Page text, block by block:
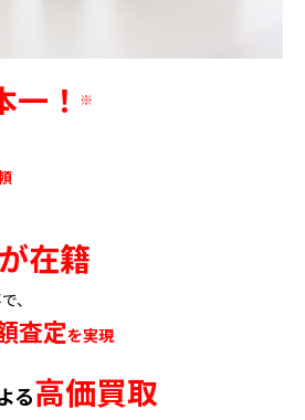
一！ ※
在籍
、
査定を実現
る高価買取